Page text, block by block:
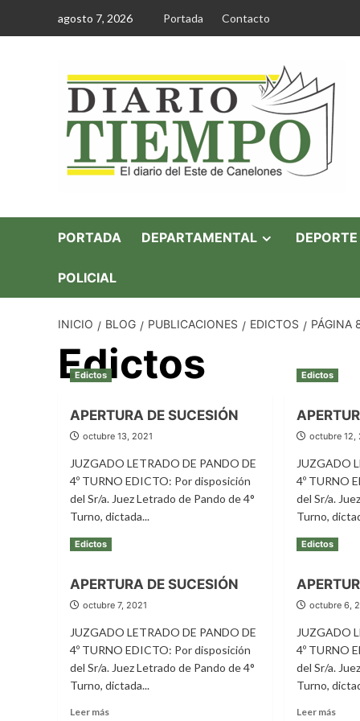
agosto 7, 2026 Portada Contacto
PORTADA DEPARTAMENTAL DEPORTE
POLICIAL
INICIO BLOG PUBLICACIONES EDICTOS PÁGINA
Edictos
Edictos
APERTURA DE SUCESIÓN
octubre 13, 2021
JUZGADO LETRADO DE PANDO DE
4º TURNO EDICTO: Por disposición
del Sr/a. Juez Letrado de Pando de 4°
Turno, dictada...
Leer másLeer
APERTURA
DE
Edictos
octubre 12,
JUZGADO
4º TURNO
del Sr/a.
Turno,
Leer másLeer
DE
Edictos
APERTURA DE SUCESIÓN
octubre 7, 2021
JUZGADO LETRADO DE PANDO DE
4º TURNO EDICTO: Por disposición
del Sr/a. Juez Letrado de Pando de 4°
Turno, dictada...
Leer más
Edictos
octubre 6,
JUZGADO
4º TURNO
del Sr/a.
Turno,
Leer más